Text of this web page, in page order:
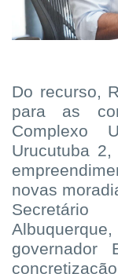
Do recurso,
para as
Complexo
Urucutuba
novas